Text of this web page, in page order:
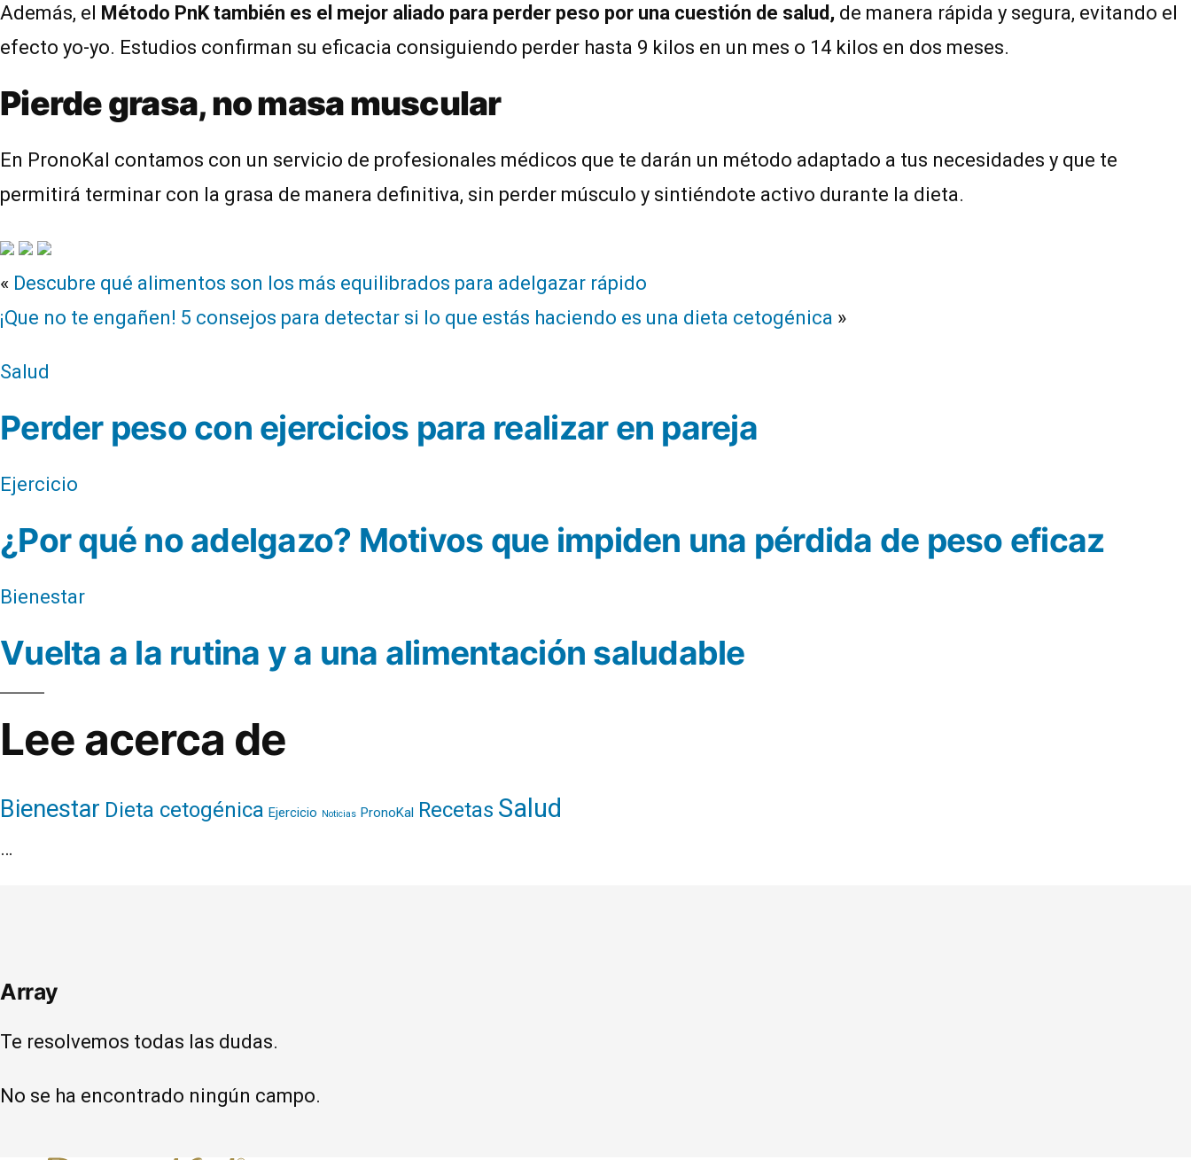
Además, el Método PnK también es el mejor aliado para perder peso por una cuestión de salud, de manera rápida y segura, evitando el
efecto yo-yo. Estudios confirman su eficacia consiguiendo perder hasta 9 kilos en un mes o 14 kilos en dos meses.
Pierde grasa, no masa muscular
En PronoKal contamos con un servicio de profesionales médicos que te darán un método adaptado a tus necesidades y que te
permitirá terminar con la grasa de manera definitiva, sin perder músculo y sintiéndote activo durante la dieta.
« Descubre qué alimentos son los más equilibrados para adelgazar rápido
¡Que no te engañen! 5 consejos para detectar si lo que estás haciendo es una dieta cetogénica »
Salud
Perder peso con ejercicios para realizar en pareja
Ejercicio
¿Por qué no adelgazo? Motivos que impiden una pérdida de peso eficaz
Bienestar
Vuelta a la rutina y a una alimentación saludable
Lee acerca de
Bienestar Dieta cetogénica Ejercicio Noticias PronoKal Recetas Salud
…
Array
Te resolvemos todas las dudas.
No se ha encontrado ningún campo.